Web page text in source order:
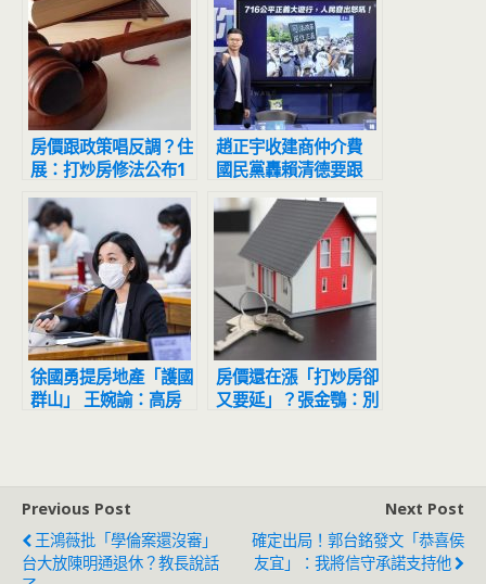
房價跟政策唱反調？住
展：打炒房修法公布1
年 新竹「寶山」房價
強漲8成
趙正宇收建商仲介費
國民黨轟賴清德要跟
「牽猴仔」合作民主大
聯盟
徐國勇提房地產「護國
群山」 王婉諭：高房
房價還在漲「打炒房卻
又要延」？張金鶚：別
Previous Post
王鴻薇批「學倫案還沒審」
台大放陳明通退休？教長說話
Next Post
確定出局！郭台銘發文「恭喜侯
友宜」：我將信守承諾支持他